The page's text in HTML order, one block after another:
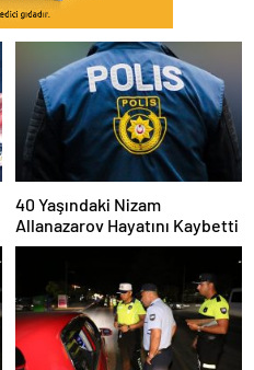
40 Yaşındaki Nizam
Allanazarov Hayatını Kaybetti